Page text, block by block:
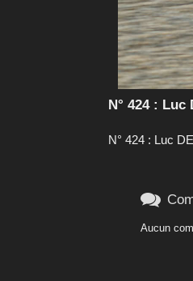
N° 424 : Luc
N° 424 : Luc

Aucun